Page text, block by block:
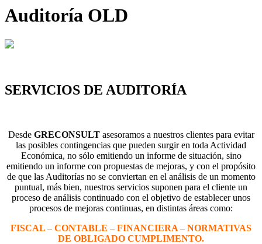
Auditoría OLD
SERVICIOS DE AUDITORÍA
Desde GRECONSULT asesoramos a nuestros clientes para evitar
las posibles contingencias que pueden surgir en toda Actividad
Económica, no sólo emitiendo un informe de situación, sino
emitiendo un informe con propuestas de mejoras, y con el propósito
de que las Auditorías no se conviertan en el análisis de un momento
puntual, más bien, nuestros servicios suponen para el cliente un
proceso de análisis continuado con el objetivo de establecer unos
procesos de mejoras continuas, en distintas áreas como:
FISCAL – CONTABLE – FINANCIERA – NORMATIVAS
DE OBLIGADO CUMPLIMENTO.